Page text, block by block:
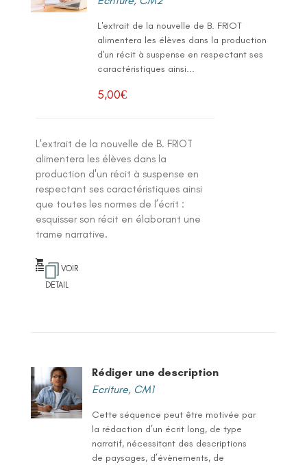
L'extrait de la nouvelle de B. FRIOT
alimentera les élèves dans la production
d'un récit à suspense en respectant ses
caractéristiques ainsi...
5,00€
L'extrait de la nouvelle de B. FRIOT
alimentera les élèves dans la
production d'un récit à suspense en
respectant ses caractéristiques ainsi
que toutes les normes de l’écrit :
esquisser son récit en élaborant une
trame narrative.
VOIR
DETAIL
Rédiger une description
Ecriture, CM1
Cette séquence peut être motivée par
la rédaction d’un écrit long, de type
narratif, nécessitant des descriptions
de paysages, d’évènements, de